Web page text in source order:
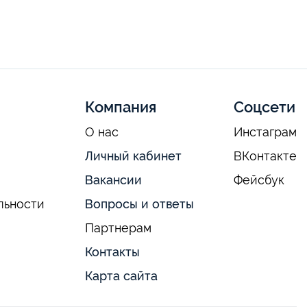
Компания
О нас
Личный кабинет
Вакансии
Вопросы и ответы
Партнерам
Контакты
Карта сайта
Соцсети
Инстаграм
ВКонтакте
Фейсбук